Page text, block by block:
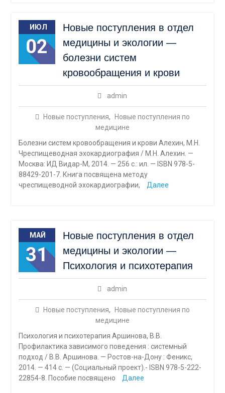
ИЮЛ
02
Новые поступления в отдел
медицины и экологии —
болезни систем
кровообращения и крови
admin
Новые поступления,
Новые поступления по
медицине
Болезни систем кровообращения и крови Алехин, М.Н.
Чреспищеводная эхокардиография / М.Н. Алехин. —
Москва: ИД Видар-М, 2014. — 256 с.: ил. — ISBN 978-5-
88429-201-7. Книга посвящена методу
чреспищеводной эхокардиографии,
Далее
МАЙ
31
Новые поступления в отдел
медицины и экологии —
Психология и психотерапия
admin
Новые поступления,
Новые поступления по
медицине
Психология и психотерапия Аршинова, В.В.
Профилактика зависимого поведения : системный
подход / В.В. Аршинова. — Ростов-на-Дону : Феникс,
2014. — 414 с. — (Социальный проект).- ISBN 978-5-222-
22854-8. Пособие посвящено
Далее